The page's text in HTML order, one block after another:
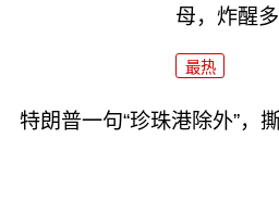
母，炸醒
最热
特朗普一句“珍珠港除外”，